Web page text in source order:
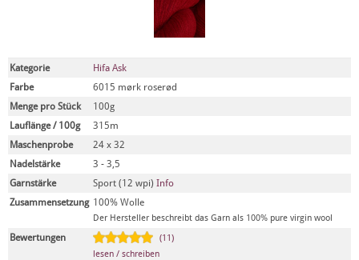
Kategorie
Hifa Ask
Farbe
6015 mørk roserød
Menge pro Stück
100g
Lauflänge / 100g
315m
Maschenprobe
24 x 32
Nadelstärke
3 - 3,5
Garnstärke
Sport (12 wpi) Info
Zusammensetzung 100% Wolle
Der Hersteller beschreibt das Garn als 100% pure virgin wool
Bewertungen
(11)
lesen / schreiben